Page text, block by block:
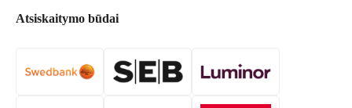
Atsiskaitymo būdai